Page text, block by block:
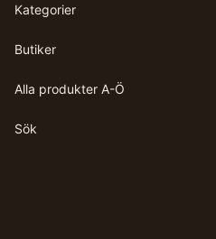
Kategorier
Butiker
Alla produkter A-Ö
Sök